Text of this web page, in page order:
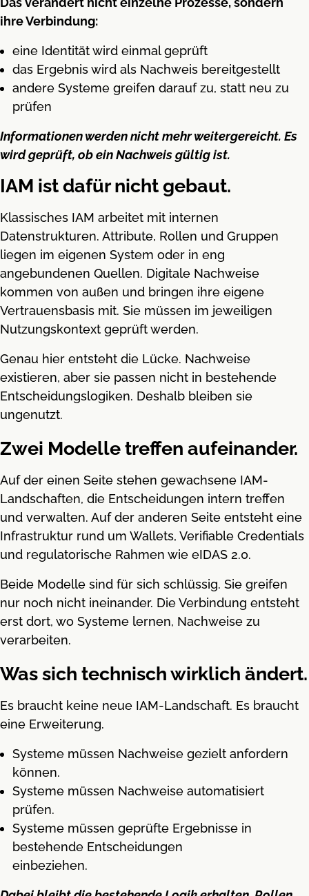
ihre Verbindung:
eine Identität wird einmal geprüft
das Ergebnis wird als Nachweis bereitgestellt
andere Systeme greifen darauf zu, statt neu zu
prüfen
Informationen werden nicht mehr weitergereicht. Es
wird geprüft, ob ein Nachweis gültig ist.
IAM ist dafür nicht gebaut.
Klassisches IAM arbeitet mit internen
Datenstrukturen. Attribute, Rollen und Gruppen
liegen im eigenen System oder in eng
angebundenen Quellen. Digitale Nachweise
kommen von außen und bringen ihre eigene
Vertrauensbasis mit. Sie müssen im jeweiligen
Nutzungskontext geprüft werden.
Genau hier entsteht die Lücke. Nachweise
existieren, aber sie passen nicht in bestehende
Entscheidungslogiken. Deshalb bleiben sie
ungenutzt.
Zwei Modelle treffen aufeinander.
Auf der einen Seite stehen gewachsene IAM-
Landschaften, die Entscheidungen intern treffen
und verwalten. Auf der anderen Seite entsteht eine
Infrastruktur rund um Wallets, Verifiable Credentials
und regulatorische Rahmen wie eIDAS 2.0.
Beide Modelle sind für sich schlüssig. Sie greifen
nur noch nicht ineinander. Die Verbindung entsteht
erst dort, wo Systeme lernen, Nachweise zu
verarbeiten.
Was sich technisch wirklich ändert.
Es braucht keine neue IAM-Landschaft. Es braucht
eine Erweiterung.
Systeme müssen Nachweise gezielt anfordern
können.
Systeme müssen Nachweise automatisiert
prüfen.
Systeme müssen geprüfte Ergebnisse in
bestehende Entscheidungen
einbeziehen.